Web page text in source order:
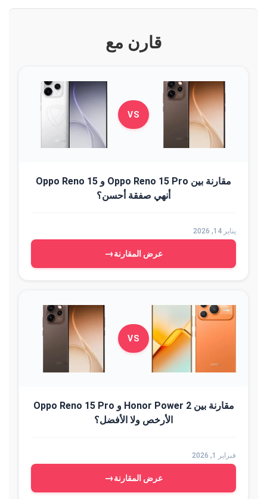
قارن مع
VS
مقارنة بين Oppo Reno 15 Pro و Oppo Reno 15
أنهي صفقة أحسن؟
يناير 14, 2026
عرض المقارنة→
VS
مقارنة بين Honor Power 2 و Oppo Reno 15 Pro
الأرخص ولا الأفضل؟
فبراير 1, 2026
عرض المقارنة→